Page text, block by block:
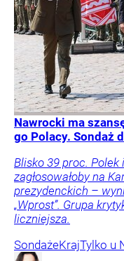
Nawrocki ma
go Polacy. Sondaż
Blisko 39 proc.
zagłosowałoby na
prezydenckich –
„Wprost”. Grupa
liczniejsza.
SondażeKrajTylko u